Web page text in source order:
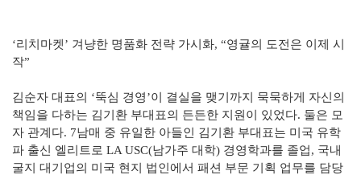
‘리치마켓’ 겨냥한 명품화 전략 가시화, “영귤의 도전은 이제 시
작”
김순자 대표의 ‘뚝심 경영’이 결실을 맺기까지 묵묵하게 자신의
책임을 다하는 김기환 부대표의 든든한 지원이 있었다. 둘은 모
자 관계다. 7남매 중 유일한 아들인 김기환 부대표는 미국 유학
파 출신 엘리트로 LA USC(남가주 대학) 경영학과를 졸업, 국내
굴지 대기업의 미국 현지 법인에서 패션 부문 기획 업무를 담당